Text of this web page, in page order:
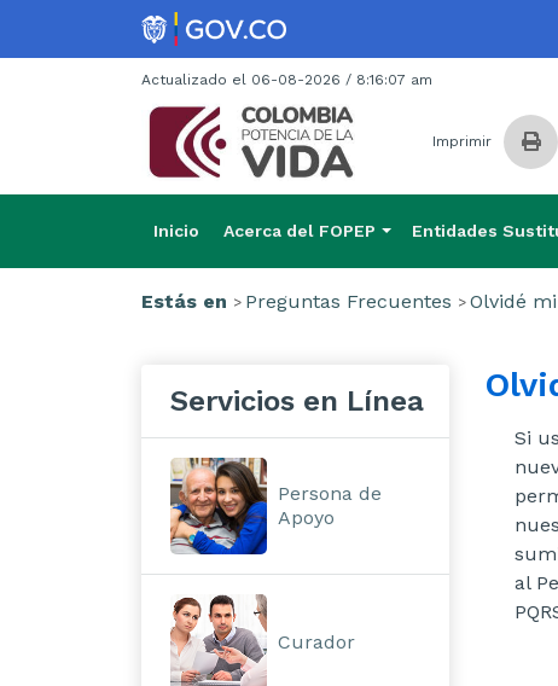
Actualizado el 06-08-2026 / 8:16:07 am
Imprimir
Inicio Acerca del FOPEP Entidades
Estás en Preguntas Frecuentes Olvidé
Servicios en Línea
Persona de
Apoyo
Curador
Si
al